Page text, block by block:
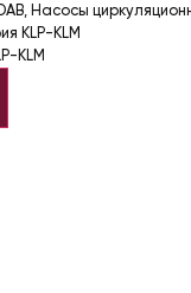
, Насосы
KLP-KLM
KLM